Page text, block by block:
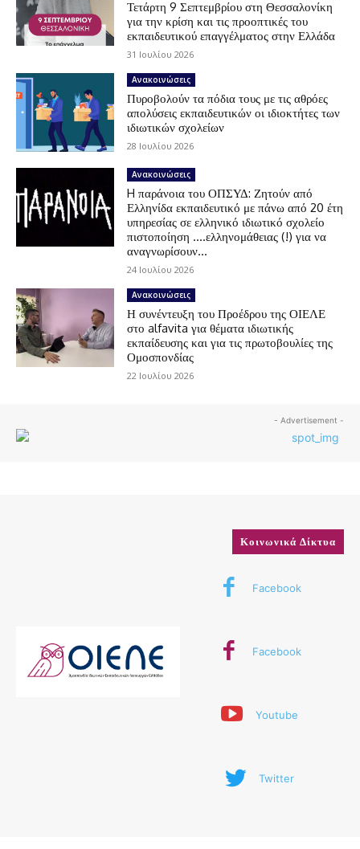
Τετάρτη 9 Σεπτεμβρίου στη Θεσσαλονίκη
για την κρίση και τις προοπτικές του
εκπαιδευτικού επαγγέλματος στην Ελλάδα
31 Ιουλίου 2026
Ανακοινώσεις
Πυροβολούν τα πόδια τους με τις αθρόες
απολύσεις εκπαιδευτικών οι ιδιοκτήτες των
ιδιωτικών σχολείων
28 Ιουλίου 2026
Ανακοινώσεις
H παράνοια του ΟΠΣΥΔ: Ζητούν από
Ελληνίδα εκπαιδευτικό με πάνω από 20 έτη
υπηρεσίας σε ελληνικό ιδιωτικό σχολείο
πιστοποίηση ….ελληνομάθειας (!) για να
αναγνωρίσουν...
24 Ιουλίου 2026
Ανακοινώσεις
Η συνέντευξη του Προέδρου της ΟΙΕΛΕ
στο alfavita για θέματα ιδιωτικής
εκπαίδευσης και για τις πρωτοβουλίες της
Ομοσπονδίας
22 Ιουλίου 2026
- Advertisement -
Κοινωνικά Δίκτυα
Facebook
Facebook
Youtube
Twitter